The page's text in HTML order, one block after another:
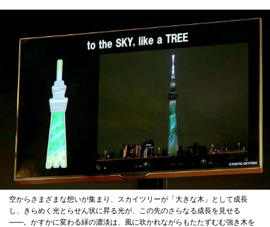
空からさまざまな想いが集まり、スカイツリーが「大きな木」として成長
し、きらめく光とらせん状に昇る光が、この先のさらなる成長を見せる
――。かすかに変わる緑の濃淡は、風に吹かれながらもたたずむむ強き木を